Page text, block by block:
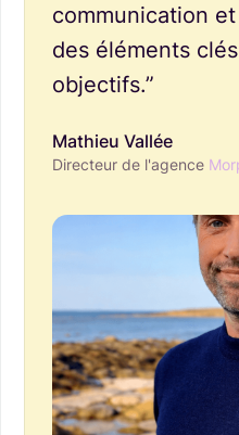
communication
des éléments
objectifs.”
Mathieu Vallée
Directeur de l'agence